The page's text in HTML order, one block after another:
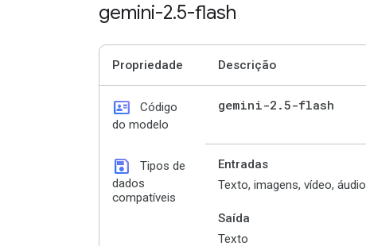
gemini-2.5-flash
Propriedade Descrição
id_card
Código
do modelo
gemini-2 .5-flash
save
Tipos de
dados
compatíveis
Entradas
Texto, imagens, vídeo, áudio
Saída
Texto